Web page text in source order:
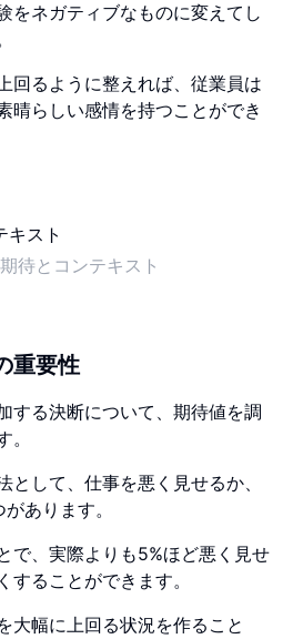
をネガティブなものに変えてし
回るように整えれば、従業員は
晴らしい感情を持つことができ
待とコンテキスト
重要性
する決断について、期待値を調
として、仕事を悪く見せるか、
あります。
で、実際よりも5%ほど悪く見せ
することができます。
大幅に上回る状況を作ること